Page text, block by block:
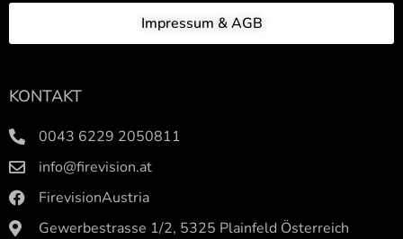
Impressum & AGB
KONTAKT
0043 6229 2050811
info@firevision.at
FirevisionAustria
Gewerbestrasse 1/2, 5325 Plainfeld Österreich